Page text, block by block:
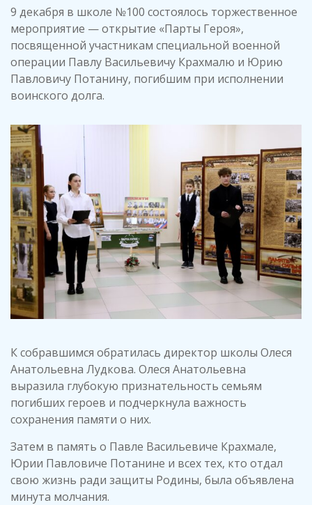
9 декабря в школе №100 состоялось торжественное
мероприятие — открытие «Парты Героя»,
посвященной участникам специальной военной
операции Павлу Васильевичу Крахмалю и Юрию
Павловичу Потанину, погибшим при исполнении
воинского долга.
К собравшимся обратилась директор школы Олеся
Анатольевна Лудкова. Олеся Анатольевна
выразила глубокую признательность семьям
погибших героев и подчеркнула важность
сохранения памяти о них.
Затем в память о Павле Васильевиче Крахмале,
Юрии Павловиче Потанине и всех тех, кто отдал
свою жизнь ради защиты Родины, была объявлена
минута молчания.